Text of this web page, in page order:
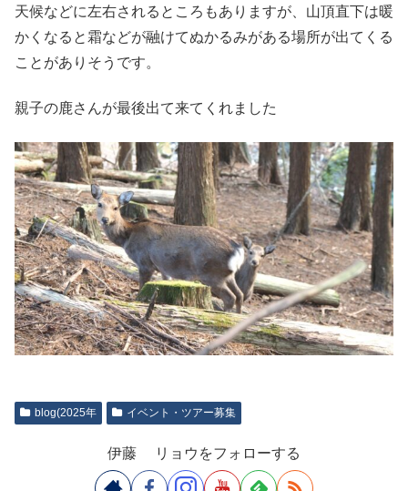
天候などに左右されるところもありますが、山頂直下は暖
かくなると霜などが融けてぬかるみがある場所が出てくる
ことがありそうです。
親子の鹿さんが最後出て来てくれました
blog(2025年 イベント・ツアー募集
伊藤 リョウをフォローする